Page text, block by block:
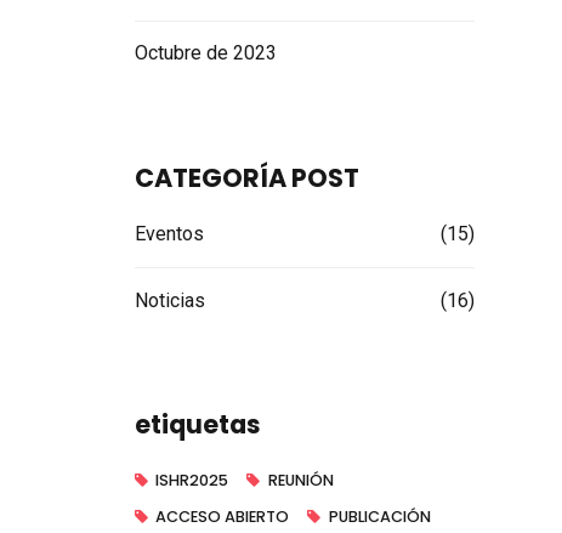
Octubre de 2023
CATEGORÍA POST
Eventos (15)
Noticias (16)
etiquetas
ISHR2025
REUNIÓN
ACCESO ABIERTO
PUBLICACIÓN